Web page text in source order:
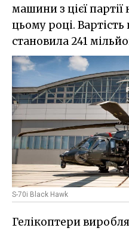
машини з цієї
цьому році.
становила 241
S-70i Black Hawk
Гелікоптери